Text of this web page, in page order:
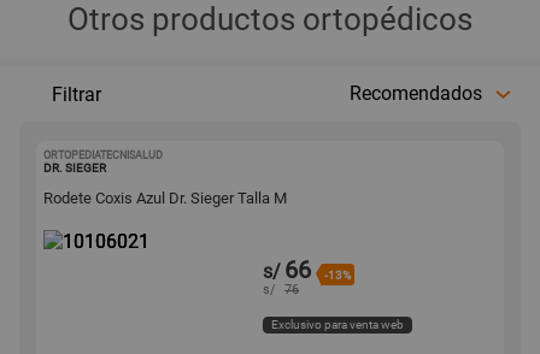
Otros productos ortopédicos
Filtrar Recomendados
ORTOPEDIATECNISALUD
DR. SIEGER
Rodete Coxis Azul Dr. Sieger Talla M
s/ 66 -13%
s/ 76
Exclusivo para venta web